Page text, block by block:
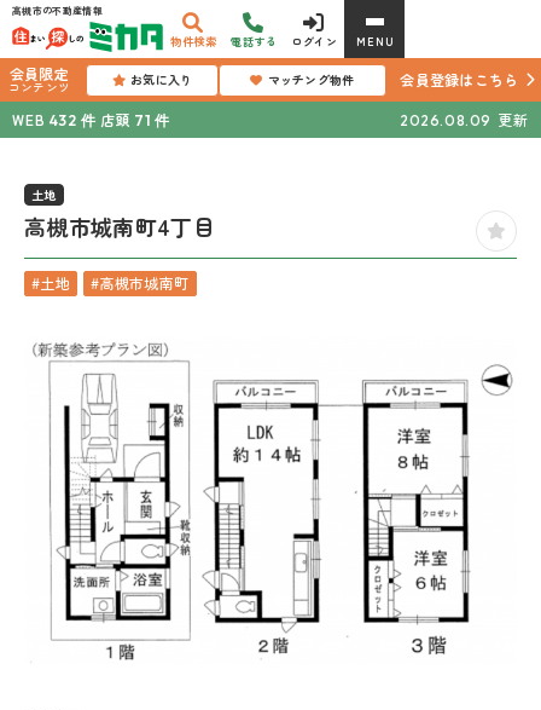
高槻市の不動産情報
物件検索 電話する ログイン MENU
会員限定
コンテンツ お気に入り マッチング物件
会員登録はこちら
WEB 432 件 店頭 71 件 2026.08.09 更新
土地
高槻市城南町4丁目
#土地 #高槻市城南町